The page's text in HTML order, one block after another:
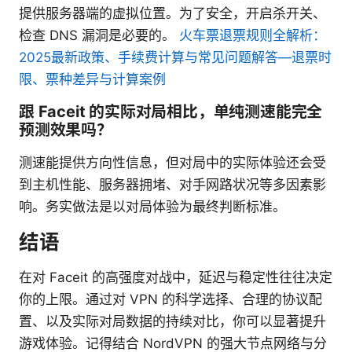
提供服务器端的虚拟位置。为了安全，开启杀开关、
检查 DNS 漏洞是必要的。 火车票退票规则全解析：
2025最新政策、手续费计算与常见问题解答—退票时
限、票种差异与计算案例
跟 Faceit 的实际对局相比，单纯测速能完全
预测效果吗？
测速能提供方向性信息，但对局中的实际体验还会受
到主机性能、服务器拥堵、对手网路状况等多因素影
响。务实做法是以对局体验为最终判断标准。
结语
在对 Faceit 的高强度对战中，延迟与稳定性往往决定
你的上限。通过对 VPN 的科学选择、合理的协议配
置、以及实际对局数据的持续对比，你可以显著提升
游戏体验。记得结合 NordVPN 的强大节点网络与分